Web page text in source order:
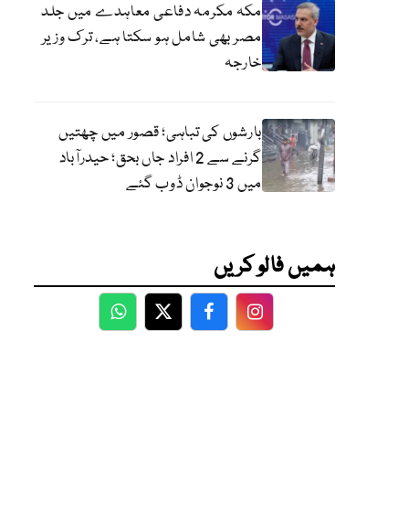
مکہ مکرمہ دفاعی معاہدے میں جلد
مصر بھی شامل ہو سکتا ہے، ترک وزیر
خارجہ
بارشوں کی تباہی؛ قصور میں چھتیں
گرنے سے 2 افراد جاں بحق؛ حیدرآباد
میں 3 نوجوان ڈوب گئے
ہمیں فالو کریں
WhatsApp
TwitterFacebookFacebook